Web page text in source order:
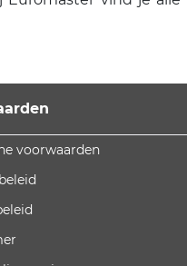
voorwaarden